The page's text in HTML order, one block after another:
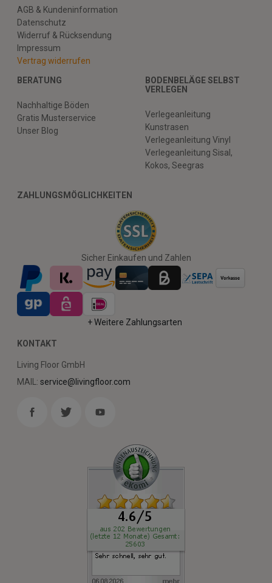
AGB & Kundeninformation
Datenschutz
Widerruf & Rücksendung
Impressum
Vertrag widerrufen
BERATUNG
Nachhaltige Böden
Gratis Musterservice
Unser Blog
BODENBELÄGE SELBST
VERLEGEN
Verlegeanleitung
Kunstrasen
Verlegeanleitung Vinyl
Verlegeanleitung Sisal,
Kokos, Seegras
ZAHLUNGSMÖGLICHKEITEN
Sicher Einkaufen und Zahlen
+ Weitere Zahlungsarten
KONTAKT
Living Floor GmbH
MAIL: service@livingfloor.com